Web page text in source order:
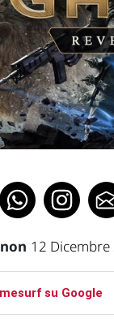
12
su Google